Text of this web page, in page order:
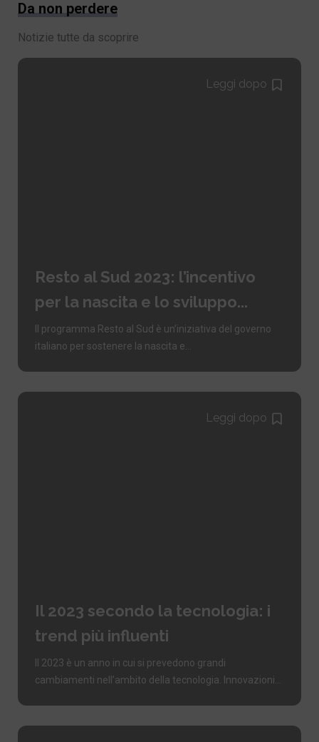
Da non perdere
Notizie tutte da scoprire
Leggi dopo
Resto al Sud 2023: l’incentivo
per la nascita e lo sviluppo...
Il programma Resto al Sud è un’iniziativa del governo
italiano per sostenere la nascita e...
Leggi dopo
Il 2023 secondo la tecnologia: i
trend più influenti
Il 2023 è un anno in cui si prevedono grandi
cambiamenti nell’ambito della tecnologia. Innovazioni...